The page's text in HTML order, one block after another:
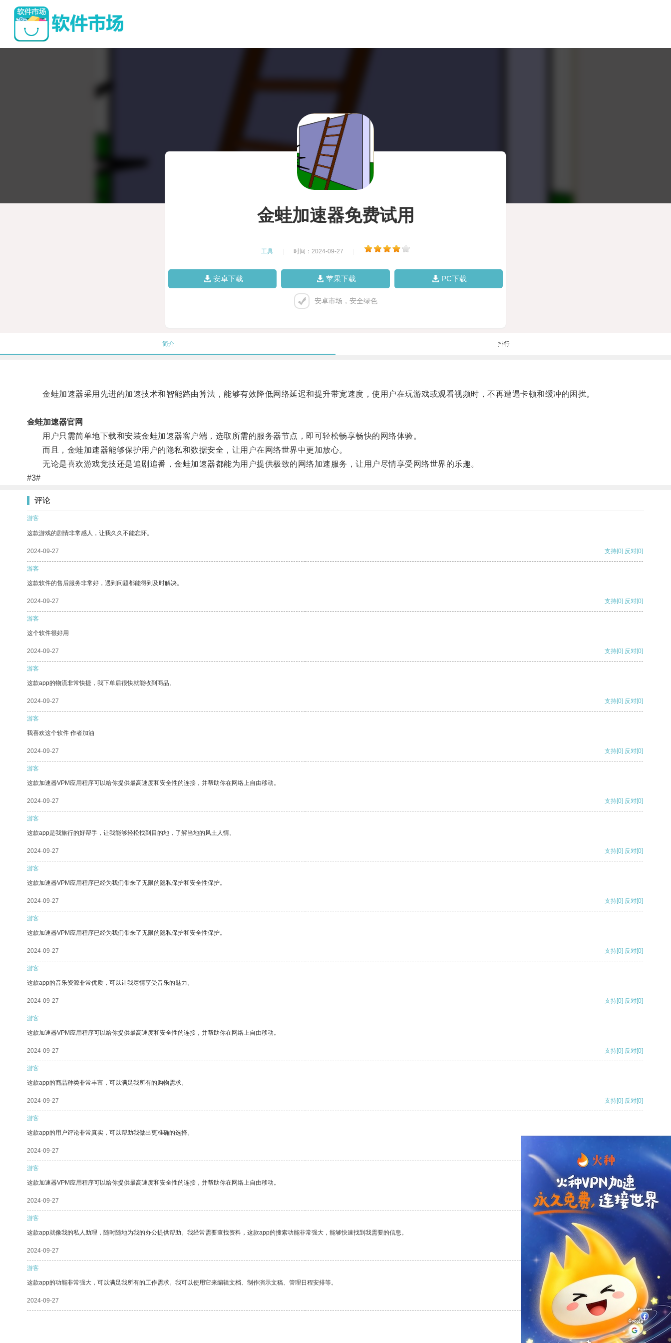
金蛙加速器免费试用
工具 时间：2024-09-27
安卓下载 苹果下载 PC下载
安卓市场，安全绿色
简介 排行
金蛙加速器采用先进的加速技术和智能路由算法，能够有效降低网络延迟和提升带宽速度，使用户在玩游戏或观看视频时，不再遭遇卡顿和缓冲的困扰。
金蛙加速器官网
用户只需简单地下载和安装金蛙加速器客户端，选取所需的服务器节点，即可轻松畅享畅快的网络体验。
而且，金蛙加速器能够保护用户的隐私和数据安全，让用户在网络世界中更加放心。
无论是喜欢游戏竞技还是追剧追番，金蛙加速器都能为用户提供极致的网络加速服务，让用户尽情享受网络世界的乐趣。
#3#
评论
游客
这款游戏的剧情非常感人，让我久久不能忘怀。
2024-09-27 支持[0] 反对[0]
游客
这款软件的售后服务非常好，遇到问题都能得到及时解决。
2024-09-27 支持[0] 反对[0]
游客
这个软件很好用
2024-09-27 支持[0] 反对[0]
游客
这款app的物流非常快捷，我下单后很快就能收到商品。
2024-09-27 支持[0] 反对[0]
游客
我喜欢这个软件 作者加油
2024-09-27 支持[0] 反对[0]
游客
这款加速器VPM应用程序可以给你提供最高速度和安全性的连接，并帮助你在网络上自由移动。
2024-09-27 支持[0] 反对[0]
游客
这款app是我旅行的好帮手，让我能够轻松找到目的地，了解当地的风土人情。
2024-09-27 支持[0] 反对[0]
游客
这款加速器VPM应用程序已经为我们带来了无限的隐私保护和安全性保护。
2024-09-27 支持[0] 反对[0]
游客
这款加速器VPM应用程序已经为我们带来了无限的隐私保护和安全性保护。
2024-09-27 支持[0] 反对[0]
游客
这款app的音乐资源非常优质，可以让我尽情享受音乐的魅力。
2024-09-27 支持[0] 反对[0]
游客
这款加速器VPM应用程序可以给你提供最高速度和安全性的连接，并帮助你在网络上自由移动。
2024-09-27 支持[0] 反对[0]
游客
这款app的商品种类非常丰富，可以满足我所有的购物需求。
2024-09-27 支持[0] 反对[0]
游客
这款app的用户评论非常真实，可以帮助我做出更准确的选择。
2024-09-27
游客
这款加速器VPM应用程序可以给你提供最高速度和安全性的连接，并帮助你在网络上自由移动。
2024-09-27 支持 [0] 反对[0]
游客
这款app就像我的私人助理，随时随地为我的办公提供帮助。我经常需要查找资料，这款app的搜索功能非常强大，能够快速找到我需要的信息。
2024-09-27 支持[0] 反对
游客
这款app的功能非常强大，可以满足我所有的工作需求。我可以使用它来编辑文档、制作演示文稿、管理日程安排等。
2024-09-27 支持[0] 反对[0]